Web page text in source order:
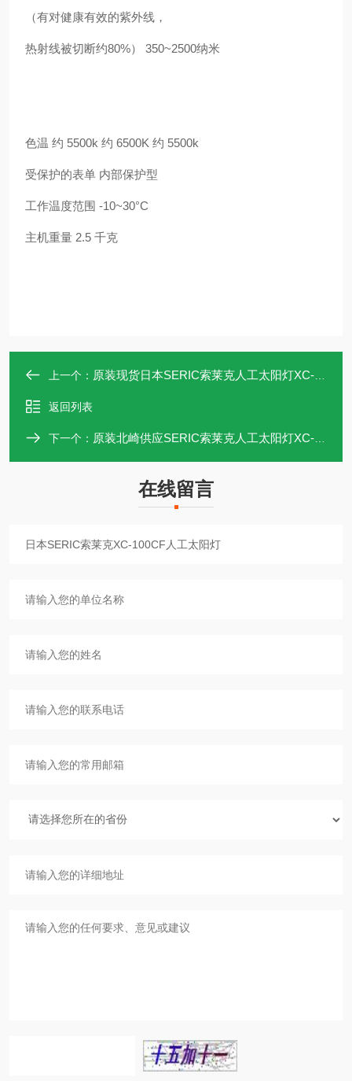
（有对健康有效的紫外线，
热射线被切断约80%） 350~2500纳米
色温 约 5500k 约 6500K 约 5500k
受保护的表单 内部保护型
工作温度范围 -10~30°C
主机重量 2.5 千克
上一个： 原装现货日本SERIC索莱克人工太阳灯XC-100AF
返回列表
下一个： 原装北崎供应SERIC索莱克人工太阳灯XC-100B
在线留言